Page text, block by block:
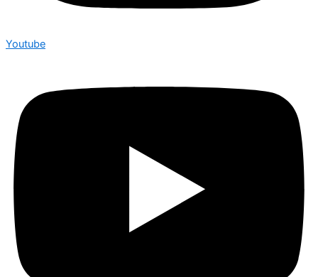
Youtube